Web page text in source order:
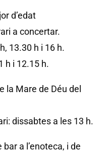
d’edat
a concertar.
13.30 h i 16 h.
h i 12.15 h.
la Mare de Déu del
dissabtes a les 13 h.
a l’enoteca, i de